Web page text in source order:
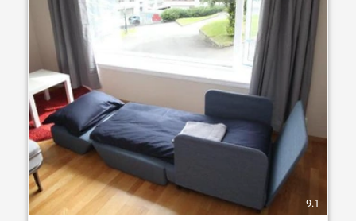
9.1